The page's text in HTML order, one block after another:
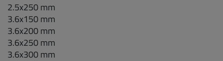
2.5x250 mm
3.6x150 mm
3.6x200 mm
3.6x250 mm
3.6x300 mm